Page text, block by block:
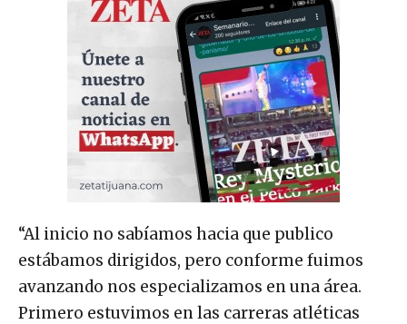
“Al inicio no sabíamos hacia que publico
estábamos dirigidos, pero conforme fuimos
avanzando nos especializamos en una área.
Primero estuvimos en las carreras atléticas